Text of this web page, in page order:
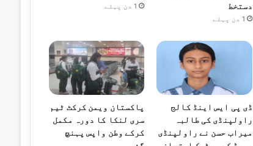
دستخط
1 دن پہلے
1 دن پہلے
ڈی پی ایس اینڈ کالج
راولپنڈی کی طالبہ
میراب حسن نے راولپنڈی
پاکستان ویمن کرکٹ ٹیم
سری لنکا کا دورہ مکمل
کرکے وطن واپس پہنچ